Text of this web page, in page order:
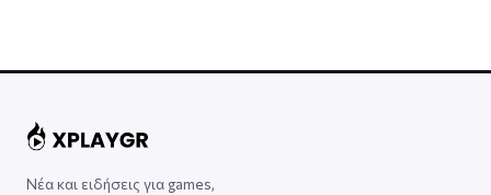
Νέα και ειδήσεις για games,